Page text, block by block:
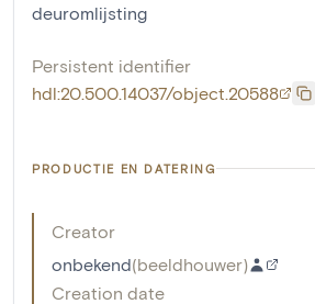
deuromlijsting
Persistent identifier
hdl:20.500.14037/object.20588
PRODUCTIE EN DATERING
Creator
onbekend(beeldhouwer)
Creation date